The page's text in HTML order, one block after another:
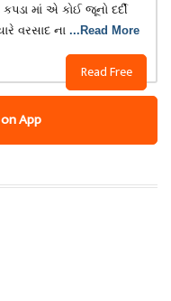
Read Free
માં એ કોઈ જૂનો દર્દી
વરસાદ ના ...Read More
App